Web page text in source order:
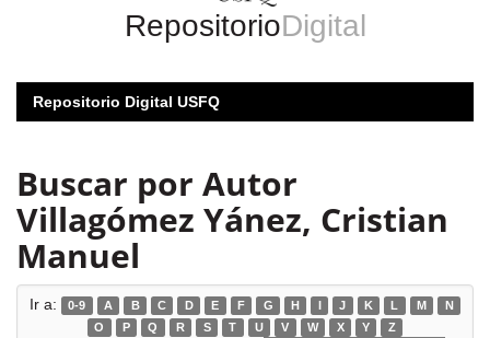
RepositorioDigital
Repositorio Digital USFQ
Buscar por Autor
Villagómez Yánez, Cristian
Manuel
Ir a: 0-9 A B C D E F G H I J K L M
N
O
P Q R S T U V W X Y Z